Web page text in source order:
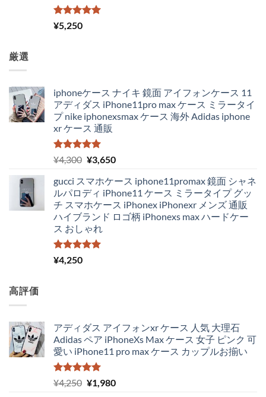
5段階中
5.00
¥5,250
厳選
iphoneケース ナイキ 鏡面 アイフォンケース 11
アディダス iPhone11pro max ケース ミラータイ
プ nike iphonexsmax ケース 海外 Adidas iphone
xr ケース 通販
5段階中
5.00
の評価
¥4,300 元
価
格
は
¥4,300
で
し
¥3,650現
の
価
格
は
gucci スマホケース iphone11promax 鏡面 シャネ
ルパロディ iPhone11 ケース ミラータイプ グッ
チ スマホケース iPhonex iPhonexr メンズ 通販
ハイブランド ロゴ柄 iPhonexs max ハードケー
ス おしゃれ
5段階中
5.00
¥4,250
高評価
アディダス アイフォンxr ケース 人気 大理石
Adidas ペア iPhoneXs Max ケース 女子 ピンク 可
愛い iPhone11 pro max ケース カップルお揃い
5段階中
5.00
の評価
¥4,250 元
¥1,980現